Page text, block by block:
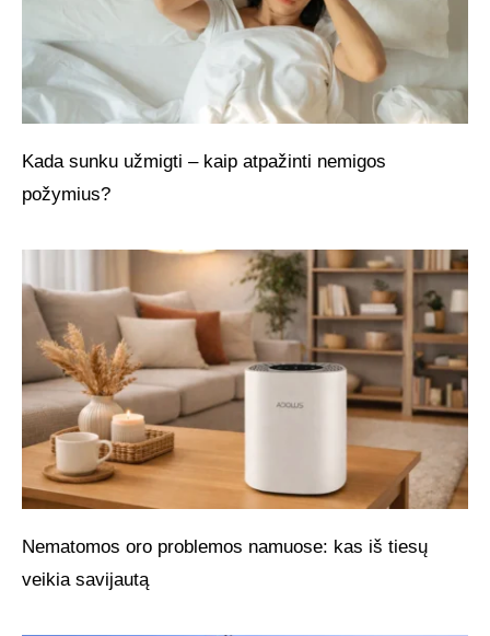
Kada sunku užmigti – kaip atpažinti nemigos
požymius?
Nematomos oro problemos namuose: kas iš tiesų
veikia savijautą